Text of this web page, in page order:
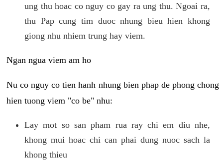
ung thu hoac co nguy co gay ra ung thu. Ngoai ra,
thu Pap cung tim duoc nhung bieu hien khong
giong nhu nhiem trung hay viem.
Ngan ngua viem am ho
Nu co nguy co tien hanh nhung bien phap de phong chong
hien tuong viem "co be" nhu:
Lay mot so san pham rua ray chi em diu nhe,
khong mui hoac chi can phai dung nuoc sach la
khong thieu